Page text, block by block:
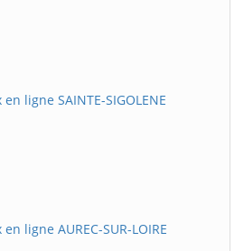
ligne SAINTE-SIGOLENE
ligne AUREC-SUR-LOIRE